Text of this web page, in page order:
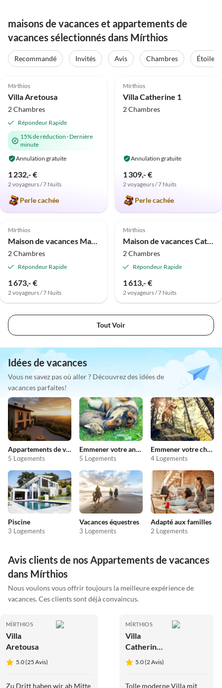
maisons de vacances et appartements de
vacances sélectionnés dans Mírthios
Recommandé Invités Avis Chambres
Étoiles
Mírthios
Villa Aretousa
2 Chambres
Répondeur Rapide
15% de réduction · Dernière
minute
Annulation gratuite
1 232,- €
2 voyageurs / 7 Nuits
Perle cachée
Mírthios
Villa Catherine 1
2 Chambres
Annulation gratuite
1 309,- €
2 voyageurs / 7 Nuits
Perle cachée
Mírthios
Maison de vacances Maria Petra 2 NX
2 Chambres
Répondeur Rapide
1 673,- €
2 voyageurs / 7 Nuits
Mírthios
Maison de vacances Catrine
2 Chambres
Répondeur Rapide
1 613,- €
2 voyageurs / 7 Nuits
Tout Voir
Idées de vacances
Vous ne savez pas où aller ? Découvrez des idées de
vacances parfaites!
Appartements de vacances pas chers
5 Logements
Emmener votre animal en vacances
5 Logements
Emmener votre chien en vacances
4 Logements
Piscine
3 Logements
Vacances équestres
3 Logements
Adapté aux familles
2 Logements
Avis clients de nos Appartements de vacances
dans Mírthios
Nous voulons vous offrir toujours la meilleure expérience de
vacances. Ces clients sont déjà convaincus.
MÍRTHIOS
Villa
Aretousa
5.0 (25 Avis)
Zu Dritt haben wir ab Mitte
MÍRTHIOS
Villa
Catherine
1
5.0 (2 Avis)
Tolle moderne Villa mit